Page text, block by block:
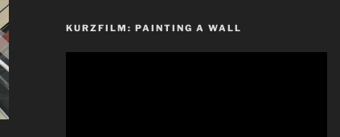
KURZFILM: PAINTING A WALL